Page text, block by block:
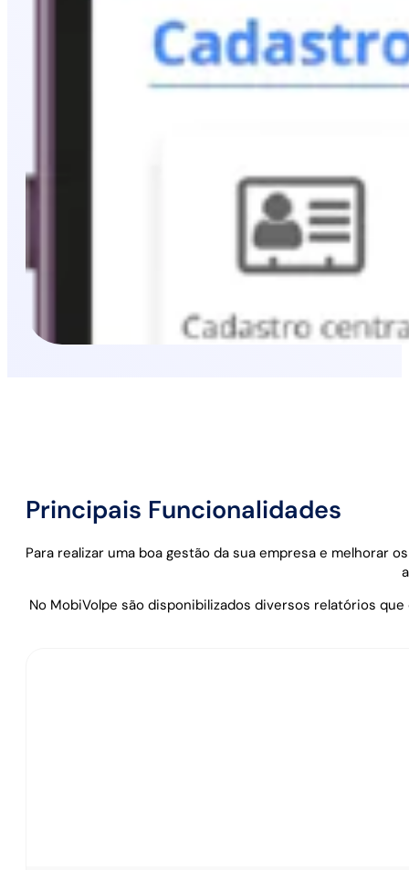
Principais Funcionalidades
Para realizar uma boa gestão da sua empresa e melhorar
No MobiVolpe são disponibilizados diversos relatórios